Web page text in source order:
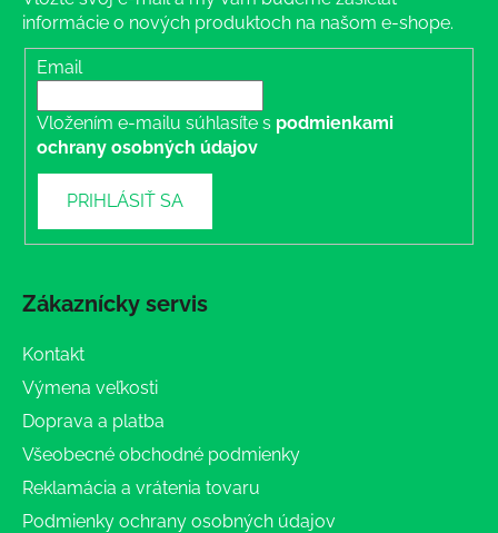
informácie o nových produktoch na našom e-shope.
Email
Vložením e-mailu súhlasíte s podmienkami
ochrany osobných údajov
PRIHLÁSIŤ SA
Zákaznícky servis
Kontakt
Výmena veľkosti
Doprava a platba
Všeobecné obchodné podmienky
Reklamácia a vrátenia tovaru
Podmienky ochrany osobných údajov